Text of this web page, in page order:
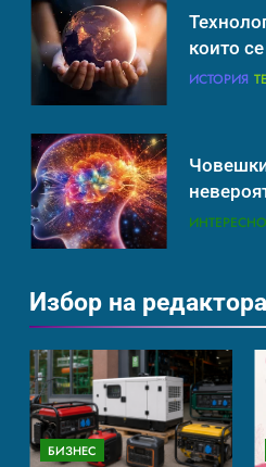
които
борим с
ИСТОРИЯ
ИНТЕРЕСНО
Ритуали
ИСТОРИЯ
Идеи за
Избор на редактора
БИЗНЕС